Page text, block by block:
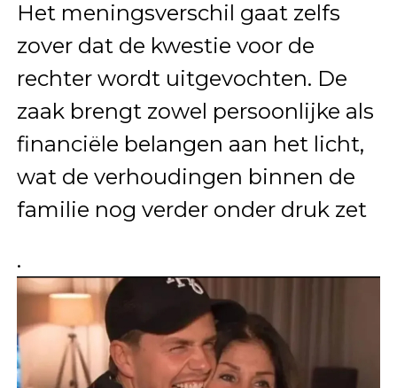
Het meningsverschil gaat zelfs
zover dat de kwestie voor de
rechter wordt uitgevochten. De
zaak brengt zowel persoonlijke als
financiële belangen aan het licht,
wat de verhoudingen binnen de
familie nog verder onder druk zet
.